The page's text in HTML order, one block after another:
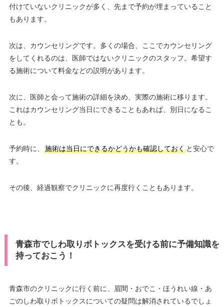
付けていないクリニックが多く、先まで予約が埋まっていること
もあります。
次は、カウンセリングです。多くの場合、ここでカウンセリング
をしてくれるのは、医師ではないクリニックのスタッフ。希望す
る施術について料金などの説明があります。
次に、医師と会って施術の詳細を決め、実際の施術に移ります。
これはカウンセリング当日にできることもあれば、別日になるこ
とも。
予約時に、 施術は当日にできるかどうかも確認しておくと安心で
す。
その後、経過観察でクリニックに再度行くこともあります。
青森市でしわ取りボトックスを受ける前に予備知識を
持っておこう！
青森市のクリニックに行く前に、眉間・おでこ・ほうれい線・あ
ごのしわ取りボトックスについての疑問は解消されているでしょ